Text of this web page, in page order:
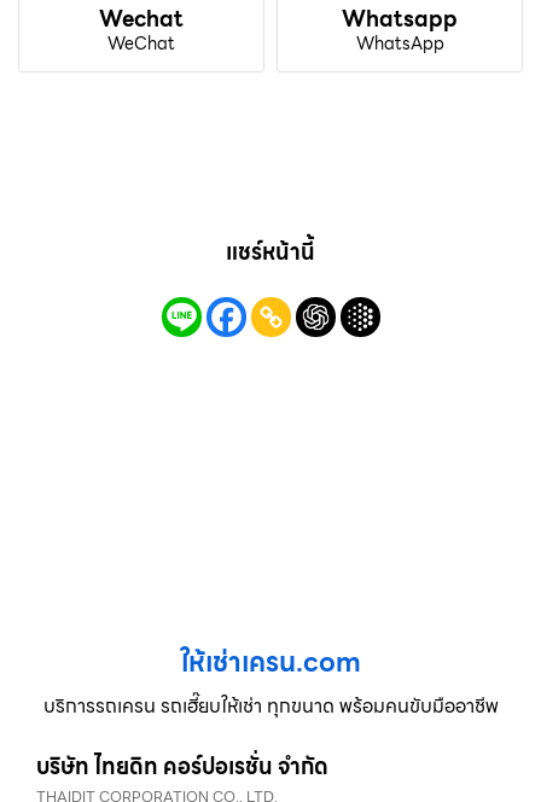
Wechat
WeChat
Whatsapp
WhatsApp
แชร์หน้านี้
ให้เช่าเครน.com
บริการรถเครน รถเฮี๊ยบให้เช่า ทุกขนาด พร้อมคนขับมืออาชีพ
บริษัท ไทยดิท คอร์ปอเรชั่น จำกัด
THAIDIT CORPORATION CO., LTD.